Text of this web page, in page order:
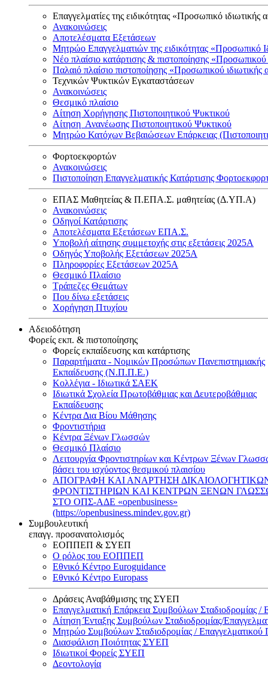
Επαγγελματίες της ειδικότητας «Προσωπικό ιδιωτικής
Ανακοινώσεις
Αποτελέσματα Εξετάσεων
Μητρώο Επαγγελματιών της ειδικότητας «Προσωπικό
Νέο πλαίσιο κατάρτισης & πιστοποίησης «Προσωπικού
Παλαιό πλαίσιο πιστοποίησης «Προσωπικού
Τεχνικών Ψυκτικών Εγκαταστάσεων
Ανακοινώσεις
Θεσμικό πλαίσιο
Αίτηση Χορήγησης Πιστοποιητικού Ψυκτικού
Αίτηση Ανανέωσης Πιστοποιητικού Ψυκτικού
Μητρώο Κατόχων Βεβαιώσεων Επάρκειας
Φορτοεκφορτών
Ανακοινώσεις
Πιστοποίηση Επαγγελματικής Κατάρτισης
ΕΠΑΣ Μαθητείας & Π.ΕΠΑ.Σ. μαθητείας (Δ.ΥΠ.Α)
Ανακοινώσεις
Oδηγοί Κατάρτισης
Αποτελέσματα Εξετάσεων ΕΠΑ.Σ.
Υποβολή αίτησης συμμετοχής στις εξετάσεις 2025Α
Οδηγός Υποβολής Εξετάσεων 2025A
Πληροφορίες Εξετάσεων 2025Α
Θεσμικό Πλαίσιο
Τράπεζες Θεμάτων
Που δίνω εξετάσεις
Χορήγηση Πτυχίου
Αδειοδότηση
Φορείς εκπ. & πιστοποίησης
Φορείς εκπαίδευσης και κατάρτισης
Παραρτήματα - Νομικών Προσώπων Πανεπιστημιακής
Εκπαίδευσης (Ν.Π.Π.Ε.)
Κολλέγια - Ιδιωτικά ΣΑΕΚ
Ιδιωτικά Σχολεία Πρωτοβάθμιας και Δευτεροβάθμιας
Εκπαίδευσης
Κέντρα Δια Βίου Μάθησης
Φροντιστήρια
Κέντρα Ξένων Γλωσσών
Θεσμικό Πλαίσιο
Λειτουργία Φροντιστηρίων και Κέντρων Ξένων
βάσει του ισχύοντος θεσμικού πλαισίου
ΑΠΟΓΡΑΦΗ ΚΑΙ ΑΝΑΡΤΗΣΗ
ΦΡΟΝΤΙΣΤΗΡΙΩΝ ΚΑΙ ΚΕΝΤΡΩΝ ΞΕΝΩΝ
ΣΤΟ ΟΠΣ-ΑΔΕ «openbusiness»
(https://openbusiness.mindev.gov.gr)
Συμβουλευτική
επαγγ. προσανατολισμός
ΕΟΠΠΕΠ & ΣΥΕΠ
Ο ρόλος του ΕΟΠΠΕΠ
Εθνικό Κέντρο Euroguidance
Εθνικό Κέντρο Europass
Δράσεις Αναβάθμισης της ΣΥΕΠ
Επαγγελματική Επάρκεια Συμβούλων Σταδιοδρομίας /
Αίτηση Ένταξης Συμβούλων Σταδιοδρομίας/
Μητρώο Συμβούλων Σταδιοδρομίας / Επαγγελματικού
Διασφάλιση Ποιότητας ΣΥΕΠ
Ιδιωτικοί Φορείς ΣΥΕΠ
Δεοντολογία